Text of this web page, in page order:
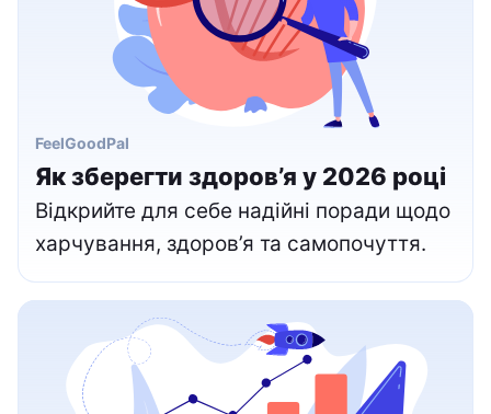
FeelGoodPal
Як зберегти здоров’я у 2026 році
Відкрийте для себе надійні поради щодо
харчування, здоров’я та самопочуття.